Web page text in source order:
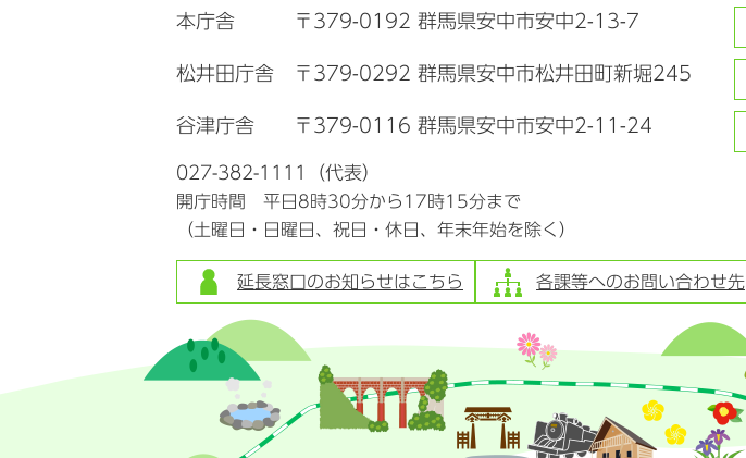
本庁舎 〒379-0192 群馬県安中市安中2-13-7
松井田庁舎 〒379-0292 群馬県安中市松井田町新堀245
谷津庁舎 〒379-0116 群馬県安中市安中2-11-24
027-382-1111（代表）
開庁時間 平日8時30分から17時15分まで
（土曜日・日曜日、祝日・休日、年末年始を除く）
延長窓口のお知らせはこちら 各課等へのお問い合わせ先